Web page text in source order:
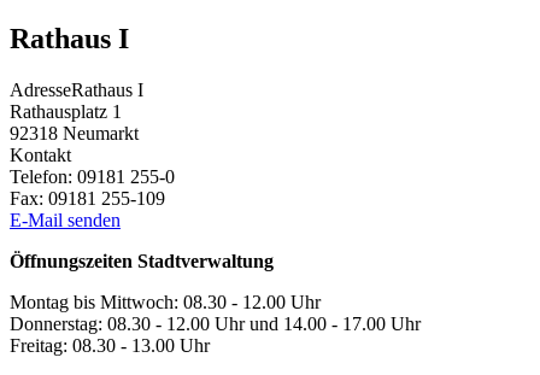
Rathaus I
AdresseRathaus I
Rathausplatz 1
92318 Neumarkt
Kontakt
Telefon: 09181 255-0
Fax: 09181 255-109
E-Mail senden
Öffnungszeiten Stadtverwaltung
Montag bis Mittwoch: 08.30 - 12.00 Uhr
Donnerstag: 08.30 - 12.00 Uhr und 14.00 - 17.00 Uhr
Freitag: 08.30 - 13.00 Uhr